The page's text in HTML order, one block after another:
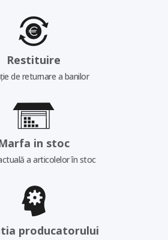
Restituire
de returnare a banilor
in stoc
a articolelor în stoc
producatorului